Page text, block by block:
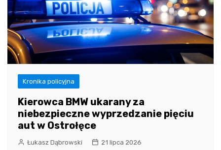
Kronika policyjna
Kierowca BMW ukarany za
niebezpieczne wyprzedzanie pięciu
aut w Ostrołęce
Łukasz Dąbrowski 21 lipca 2026